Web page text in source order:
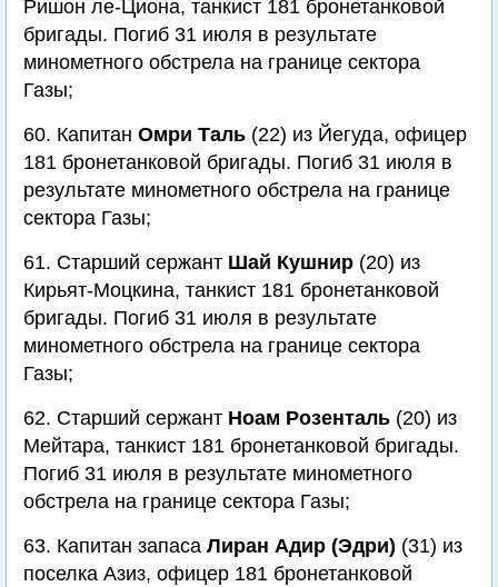
Ришон ле-Циона, танкист 181 бронетанковой
бригады. Погиб 31 июля в результате
минометного обстрела на границе сектора
Газы;
60. Капитан Омри Таль (22) из Йегуда, офицер
181 бронетанковой бригады. Погиб 31 июля в
результате минометного обстрела на границе
сектора Газы;
61. Старший сержант Шай Кушнир (20) из
Кирьят-Моцкина, танкист 181 бронетанковой
бригады. Погиб 31 июля в результате
минометного обстрела на границе сектора
Газы;
62. Старший сержант Ноам Розенталь (20) из
Мейтара, танкист 181 бронетанковой бригады.
Погиб 31 июля в результате минометного
обстрела на границе сектора Газы;
63. Капитан запаса Лиран Адир (Эдри) (31) из
поселка Азиз, офицер 181 бронетанковой